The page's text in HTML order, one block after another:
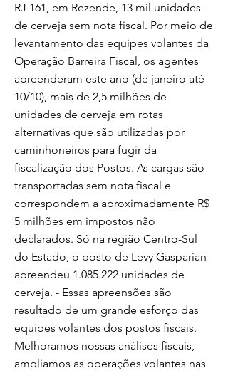
RJ 161, em Rezende, 13 mil unidades
de cerveja sem nota fiscal. Por meio de
levantamento das equipes volantes da
Operação Barreira Fiscal, os agentes
apreenderam este ano (de janeiro até
10/10), mais de 2,5 milhões de
unidades de cerveja em rotas
alternativas que são utilizadas por
caminhoneiros para fugir da
fiscalização dos Postos. As cargas são
transportadas sem nota fiscal e
correspondem a aproximadamente R$
5 milhões em impostos não
declarados. Só na região Centro-Sul
do Estado, o posto de Levy Gasparian
apreendeu 1.085.222 unidades de
cerveja. - Essas apreensões são
resultado de um grande esforço das
equipes volantes dos postos fiscais.
Melhoramos nossas análises fiscais,
ampliamos as operações volantes nas